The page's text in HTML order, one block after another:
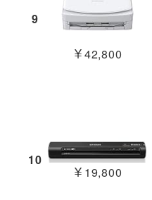
9
￥42,800
10
￥19,800